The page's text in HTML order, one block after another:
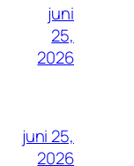
juni
25,
2026
juni 25,
2026